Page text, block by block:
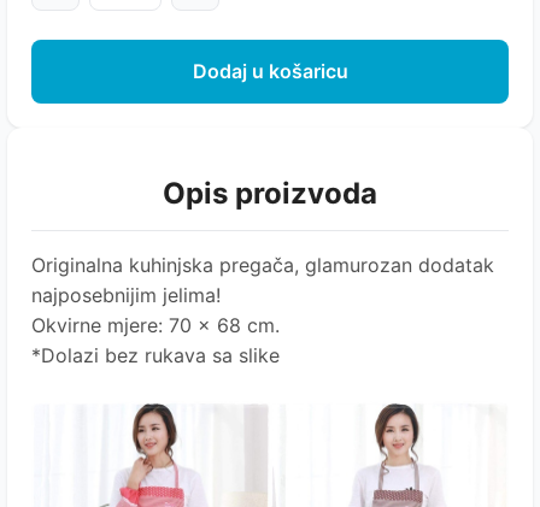
Dodaj u košaricu
Opis proizvoda
Originalna kuhinjska pregača, glamurozan dodatak
najposebnijim jelima!
Okvirne mjere: 70 x 68 cm.
*Dolazi bez rukava sa slike